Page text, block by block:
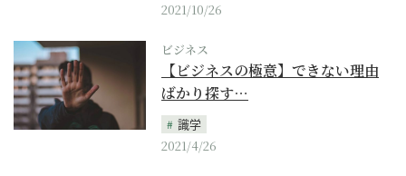
2021/10/26
ビジネス
【ビジネスの極意】できない理由
ばかり探す…
識学
2021/4/26